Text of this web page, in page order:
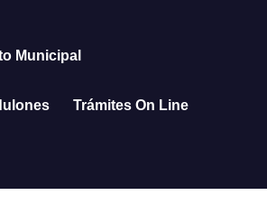
Municipal
Trámites On Line